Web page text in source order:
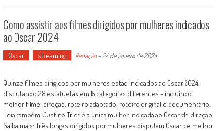
Como assistir aos filmes dirigidos por mulheres indicados
ao Oscar 2024
Oscar streaming Redação- 24 de janeiro de 2024
Quinze filmes dirigidos por mulheres estão indicados ao Oscar 2024,
disputando 28 estatuetas em 15 categorias diferentes - incluindo
melhor filme, direção, roteiro adaptado, roteiro original e documentário.
Leia também: Justine Triet é a única mulher indicada ao Oscar de direção
Saiba mais: Três longas dirigidos por mulheres disputam Oscar de melhor